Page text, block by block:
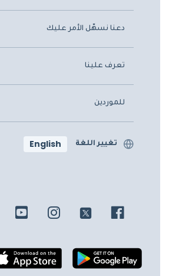
دعنا نسهّل الأمر عليك
تعرف علينا
للموردين
تغيير اللغة English